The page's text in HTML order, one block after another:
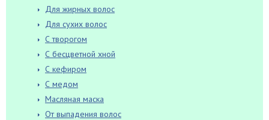
Для жирных волос
Для сухих волос
С творогом
С бесцветной хной
С кефиром
С медом
Масляная маска
От выпадения волос